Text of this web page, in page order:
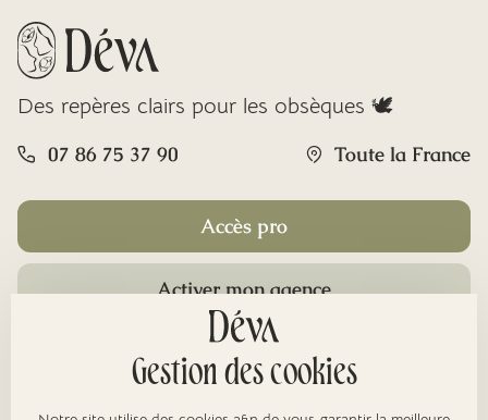
Des repères clairs pour les obsèques 🕊️
07 86 75 37 90 Toute la France
Accès pro
Activer mon agence
Gestion des cookies